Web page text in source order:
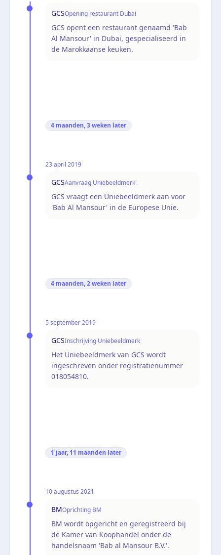
GCSOpening restaurant Dubai
GCS opent een restaurant genaamd 'Bab
Al Mansour' in Dubai, gespecialiseerd in
de Marokkaanse keuken.
4 maanden, 3 weken later
23 april 2019
GCSAanvraag Uniebeeldmerk
GCS vraagt een Uniebeeldmerk aan voor
'Bab Al Mansour' in de Europese Unie.
4 maanden, 2 weken later
5 september 2019
GCSInschrijving Uniebeeldmerk
Het Uniebeeldmerk van GCS wordt
ingeschreven onder registratienummer
018054810.
1 jaar, 11 maanden later
10 augustus 2021
BMOprichting BM
BM wordt opgericht en geregistreerd bij
de Kamer van Koophandel onder de
handelsnaam 'Bab al Mansour B.V.'.